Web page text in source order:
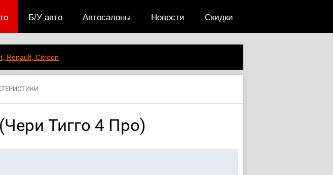
Скидки
Новости
Автосалоны
Б/У авто
Renault, Citroen
Тигго 4 Про)